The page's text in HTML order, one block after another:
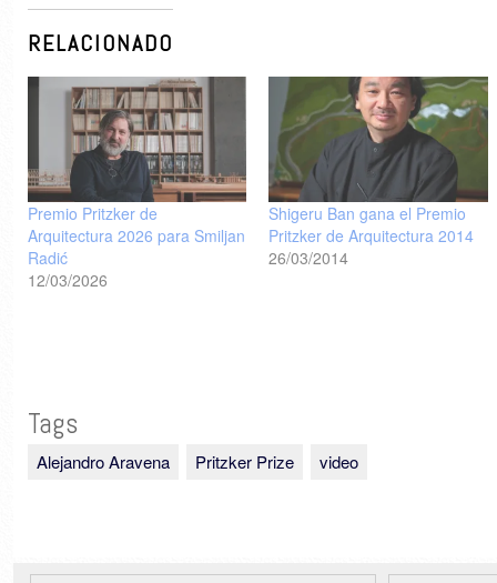
RELACIONADO
Premio Pritzker de
Arquitectura 2026 para Smiljan
Radić
12/03/2026
Shigeru Ban gana el Premio
Pritzker de Arquitectura 2014
26/03/2014
Tags
Alejandro Aravena Pritzker Prize video